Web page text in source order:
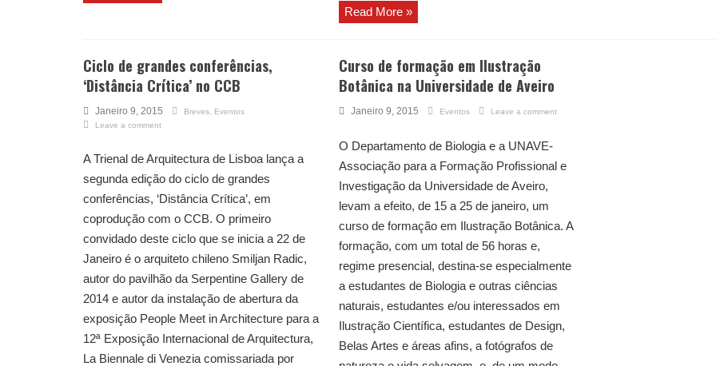
Read More »
Ciclo de grandes conferências,
‘Distância Crítica’ no CCB
Janeiro 9, 2015 Breves
Eventos
Leave a comment
A Trienal de Arquitectura de Lisboa lança a
segunda edição do ciclo de grandes
conferências, ‘Distância Crítica’, em
coprodução com o CCB. O primeiro
convidado deste ciclo que se inicia a 22 de
Janeiro é o arquiteto chileno Smiljan Radic,
autor do pavilhão da Serpentine Gallery de
2014 e autor da instalação de abertura da
exposição People Meet in Architecture para a
12ª Exposição Internacional de Arquitectura,
La Biennale di Venezia comissariada por
Curso de formação em Ilustração
Botânica na Universidade de Aveiro
Janeiro 9, 2015 Eventos Leave a comment
O Departamento de Biologia e a UNAVE-
Associação para a Formação Profissional e
Investigação da Universidade de Aveiro,
levam a efeito, de 15 a 25 de janeiro, um
curso de formação em Ilustração Botânica. A
formação, com um total de 56 horas e,
regime presencial, destina-se especialmente
a estudantes de Biologia e outras ciências
naturais, estudantes e/ou interessados em
Ilustração Científica, estudantes de Design,
Belas Artes e áreas afins, a fotógrafos de